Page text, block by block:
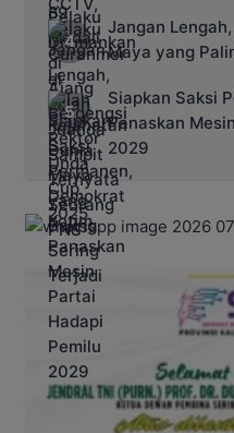
Jangan
Maya yang
Siapkan Saksi
Panaskan
2029